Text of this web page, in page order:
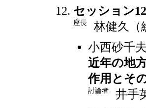
セッション
座長
林健久（
小西砂千
近年の地
作用とそ
討論者
井手